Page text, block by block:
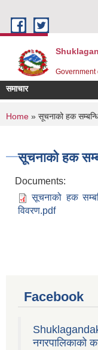
Government
समाचार
You are
Home » सूचनाको हक
सूचनाको हक
Documents:
सूचनाको हक
विवरण.pdf
Facebook
नगरपालिकाको